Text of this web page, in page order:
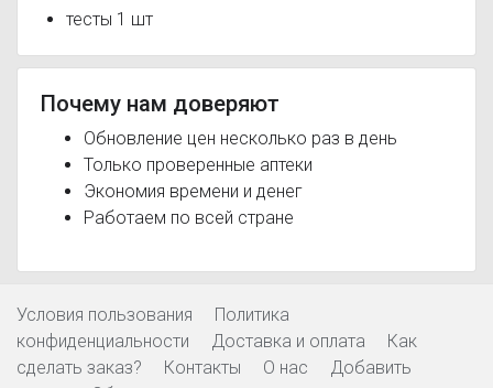
тесты 1 шт
Почему нам доверяют
Обновление цен несколько раз в день
Только проверенные аптеки
Экономия времени и денег
Работаем по всей стране
Условия пользования
Политика
конфиденциальности
Доставка и оплата
Как
сделать заказ?
Контакты О нас
Добавить